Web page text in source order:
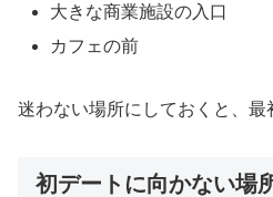
大きな商業施設の入口
カフェの前
迷わない場所にしておくと、最
初デートに向かない場